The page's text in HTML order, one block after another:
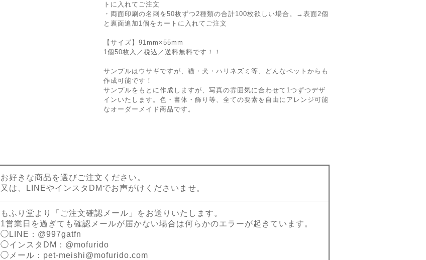
トに入れてご注文
・両面印刷の名刺を50枚ずつ2種類の合計100枚欲しい場合。→表面2個
と裏面追加1個をカートに入れてご注文
【サイズ】91mm×55mm
1個50枚入／税込／送料無料です！！
サンプルはウサギですが、猫・犬・ハリネズミ等、どんなペットからも
作成可能です！
サンプルをもとに作成しますが、写真の雰囲気に合わせて1つずつデザ
インいたします。色・書体・飾り等、全ての要素を自由にアレンジ可能
なオーダーメイド商品です。
お好きな商品を選びご注文ください。
又は、LINEやインスタDMでお声がけくださいませ。
もふり堂より「ご注文確認メール」をお送りいたします。
1営業日を過ぎても確認メールが届かない場合は何らかのエラーが起きています。
◯LINE：@997gatfn
◯インスタDM：@mofurido
◯メール： pet-meishi@mofurido.com